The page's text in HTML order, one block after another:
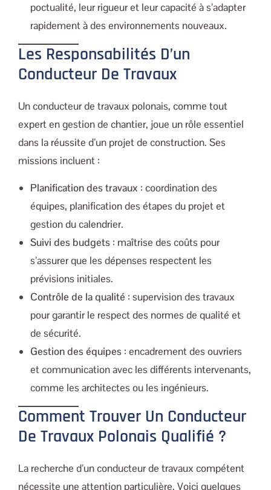
poctualité, leur rigueur et leur capacité à s’adapter
rapidement à des environnements nouveaux.
Les Responsabilités D’un
Conducteur De Travaux
Un conducteur de travaux polonais, comme tout
expert en gestion de chantier, joue un rôle essentiel
dans la réussite d’un projet de construction. Ses
missions incluent :
Planification des travaux : coordination des
équipes, planification des étapes du projet et
gestion du calendrier.
Suivi des budgets : maîtrise des coûts pour
s’assurer que les dépenses respectent les
prévisions initiales.
Contrôle de la qualité : supervision des travaux
pour garantir le respect des normes de qualité et
de sécurité.
Gestion des équipes : encadrement des ouvriers
et communication avec les différents intervenants,
comme les architectes ou les ingénieurs.
Comment Trouver Un Conducteur
De Travaux Polonais Qualifié ?
La recherche d’un conducteur de travaux compétent
nécessite une attention particulière. Voici quelques